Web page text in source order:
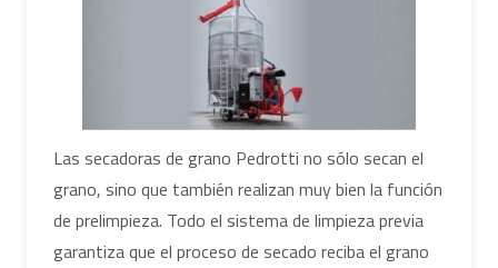
Las secadoras de grano Pedrotti no sólo secan el
grano, sino que también realizan muy bien la función
de prelimpieza. Todo el sistema de limpieza previa
garantiza que el proceso de secado reciba el grano